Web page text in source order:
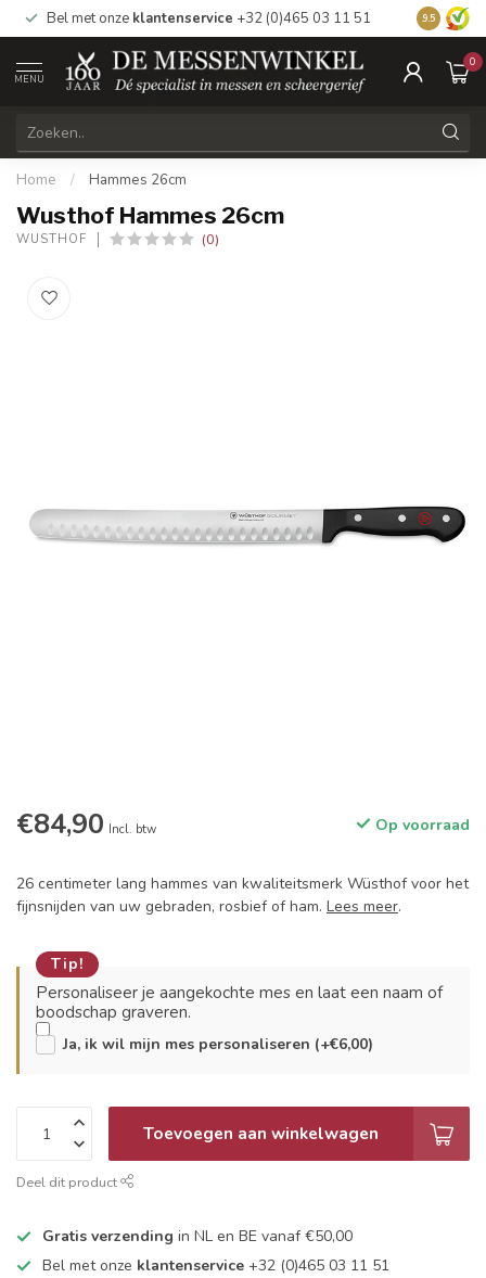
Bel met onze klantenservice +32 (0)465 03 11 51 Bezoek
9.5
MENU
0
Home / Hammes 26cm
Wusthof Hammes 26cm
WUSTHOF (0)
€84,90 Incl. btw Op voorraad
26 centimeter lang hammes van kwaliteitsmerk Wüsthof voor het
fijnsnijden van uw gebraden, rosbief of ham. Lees meer.
Tip!
Personaliseer je aangekochte mes en laat een naam of
boodschap graveren.
Ja, ik wil mijn mes personaliseren (+€6,00)
Toevoegen aan winkelwagen
Deel dit product
Gratis verzending in NL en BE vanaf €50,00
Bel met onze klantenservice +32 (0)465 03 11 51